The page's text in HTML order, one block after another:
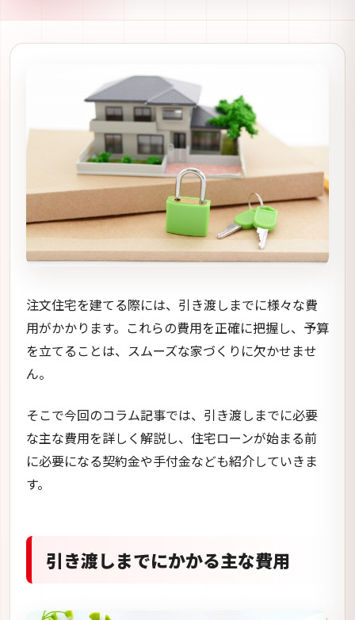
注文住宅を建てる際には、引き渡しまでに様々な費
用がかかります。これらの費用を正確に把握し、予算
を立てることは、スムーズな家づくりに欠かせませ
ん。
そこで今回のコラム記事では、引き渡しまでに必要
な主な費用を詳しく解説し、住宅ローンが始まる前
に必要になる契約金や手付金なども紹介していきま
す。
引き渡しまでにかかる主な費用